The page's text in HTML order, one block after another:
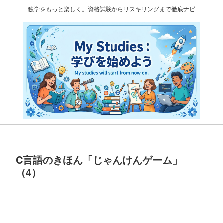
独学をもっと楽しく。資格試験からリスキリングまで徹底ナビ
C言語のきほん「じゃんけんゲーム」
（4）